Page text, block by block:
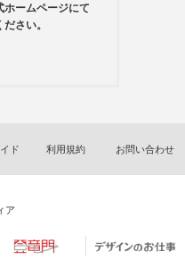
ホームページにて
さい。
ド 利用規約 お問い合わせ
ア